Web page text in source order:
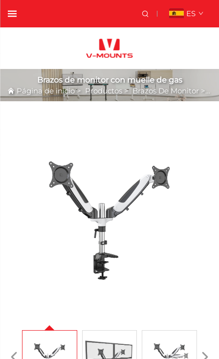
ES
Brazos de monitor con muelle de gas
Página de inicio> Productos>Brazos De Monitor >